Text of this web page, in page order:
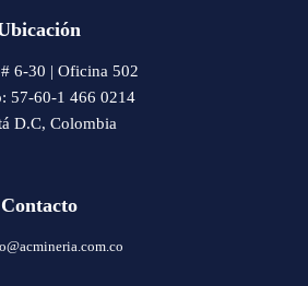
6-30 | Oficina 502
57-60-1 466 0214
D.C, Colombia
Contacto